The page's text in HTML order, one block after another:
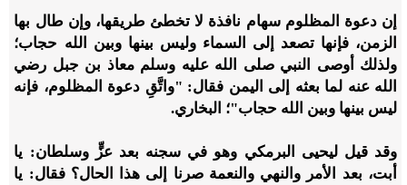
إن دعوة المظلوم سهام نافذة لا تخطئ طريقها، وإن طال بها
الزمن، فإنها تصعد إلى السماء وليس بينها وبين الله حجاب؛
ولذلك أوصى النبي صلى الله عليه وسلم معاذ بن جبل رضي
الله عنه لما بعثه إلى اليمن فقال: "واتَّقِ دعوة المظلوم، فإنه
ليس بينها وبين الله حجاب"؛ البخاري.
وقد قيل ليحيى البرمكي وهو في سجنه بعد عزٍّ وسلطان: يا
أبت، بعد الأمر والنهي والنعمة صرنا إلى هذا الحال؟ فقال: يا